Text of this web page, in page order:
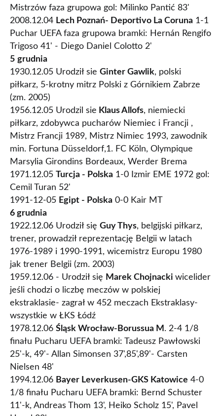
Mistrzów faza grupowa gol: Milinko Pantić 83'
2008.12.04 Lech Poznań- Deportivo La Coruna 1-1
Puchar UEFA faza grupowa bramki: Hernán Rengifo
Trigoso 41' - Diego Daniel Colotto 2'
5 grudnia
1930.12.05 Urodził sie Ginter Gawlik, polski
piłkarz, 5-krotny mitrz Polski z Górnikiem Zabrze
(zm. 2005)
1956.12.05 Urodzil sie Klaus Allofs, niemiecki
piłkarz, zdobywca pucharów Niemiec i Francji ,
Mistrz Francji 1989, Mistrz Nimiec 1993, zawodnik
min. Fortuna Düsseldorf,1. FC Köln, Olympique
Marsylia Girondins Bordeaux, Werder Brema
1971.12.05 Turcja - Polska 1-0 Izmir EME 1972 gol:
Cemil Turan 52'
1991-12-05 Egipt - Polska 0-0 Kair MT
6 grudnia
1922.12.06 Urodził się Guy Thys, belgijski piłkarz,
trener, prowadził reprezentację Belgii w latach
1976-1989 i 1990-1991, wicemistrz Europu 1980
jak trener Belgii (zm. 2003)
1959.12.06 - Urodził się Marek Chojnacki wicelider
jeśli chodzi o liczbę meczów w polskiej
ekstraklasie- zagrał w 452 meczach Ekstraklasy-
wszystkie w ŁKS Łódź
1978.12.06 Śląsk Wrocław-Borussua M . 2-4 1/8
finału Pucharu UEFA bramki: Tadeusz Pawłowski
25'-k, 49'- Allan Simonsen 37',85',89'- Carsten
Nielsen 48'
1994.12.06 Bayer Leverkusen-GKS Katowice 4-0
1/8 finału Pucharu UEFA bramki: Bernd Schuster
11'-k, Andreas Thom 13', Heiko Scholz 15', Pavel